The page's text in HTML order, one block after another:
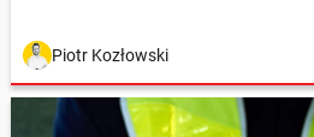
Piotr Kozłowski